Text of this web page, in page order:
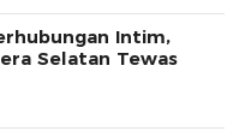
Intim,
Selatan Tewas